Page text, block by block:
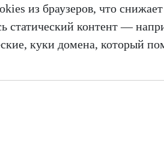
из браузеров, что
статический контент —
куки домена, который